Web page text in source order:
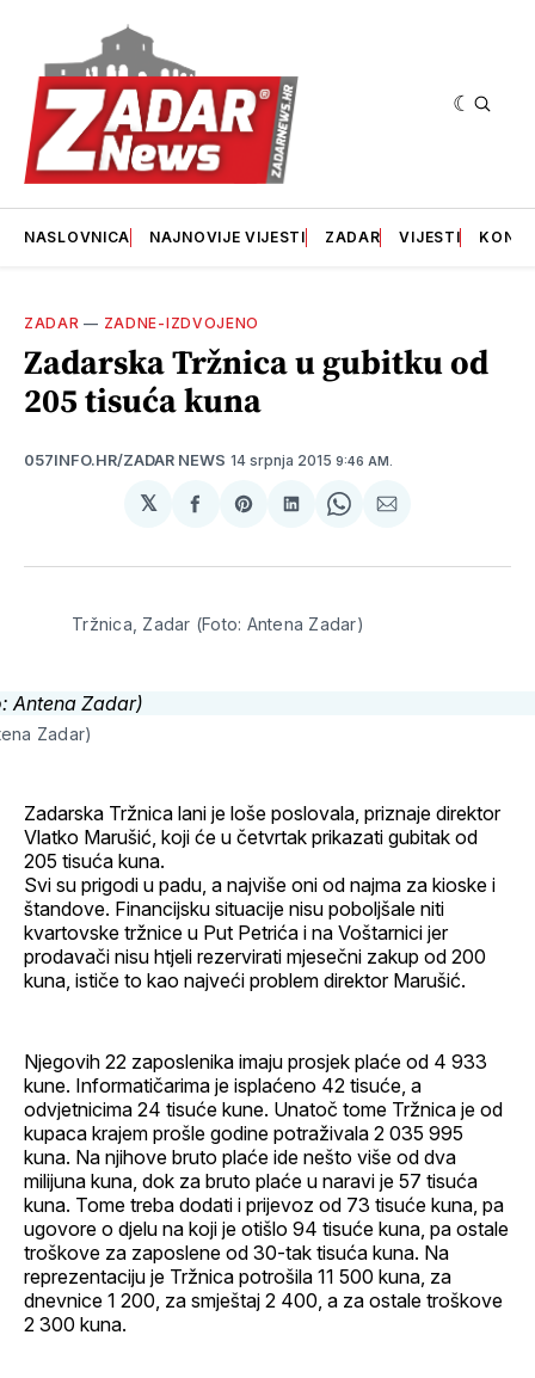
NASLOVNICA NAJNOVIJE VIJESTI ZADAR VIJESTI
ZADAR — ZADNE-IZDVOJENO
Zadarska Tržnica u gubitku od
205 tisuća kuna
057INFO.HR/ZADAR NEWS 14 srpnja 2015 9:46 AM.
𝕏
podijeliSharepodijeliSharepodijeli
Tržnica, Zadar (Foto: Antena Zadar)
Zadar)
Zadarska Tržnica lani je loše poslovala, priznaje direktor
Vlatko Marušić, koji će u četvrtak prikazati gubitak od
205 tisuća kuna.
Svi su prigodi u padu, a najviše oni od najma za kioske i
štandove. Financijsku situacije nisu poboljšale niti
kvartovske tržnice u Put Petrića i na Voštarnici jer
prodavači nisu htjeli rezervirati mjesečni zakup od 200
kuna, ističe to kao najveći problem direktor Marušić.
Njegovih 22 zaposlenika imaju prosjek plaće od 4 933
kune. Informatičarima je isplaćeno 42 tisuće, a
odvjetnicima 24 tisuće kune. Unatoč tome Tržnica je od
kupaca krajem prošle godine potraživala 2 035 995
kuna. Na njihove bruto plaće ide nešto više od dva
milijuna kuna, dok za bruto plaće u naravi je 57 tisuća
kuna. Tome treba dodati i prijevoz od 73 tisuće kuna, pa
ugovore o djelu na koji je otišlo 94 tisuće kuna, pa ostale
troškove za zaposlene od 30-tak tisuća kuna. Na
reprezentaciju je Tržnica potrošila 11 500 kuna, za
dnevnice 1 200, za smještaj 2 400, a za ostale troškove
2 300 kuna.